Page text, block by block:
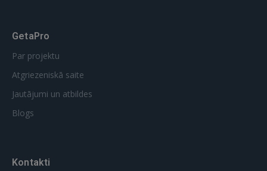
GetaPro
Par projektu
Atgriezeniskā saite
Jautājumi un atbildes
Blogs
Kontakti